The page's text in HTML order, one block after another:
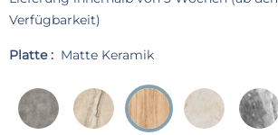
Verfügbarkeit)
Platte : Matte Keramik